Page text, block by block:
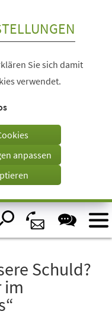
Sie sich damit
verwendet.
anpassen
Schuld?
im